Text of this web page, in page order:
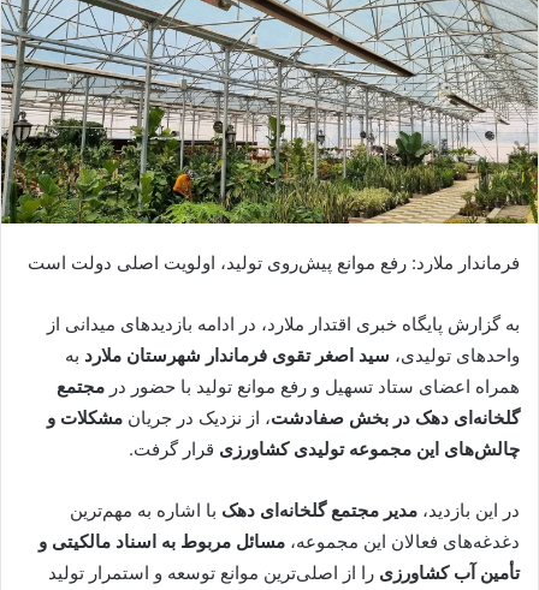
فرماندار ملارد: رفع موانع پیش‌روی تولید، اولویت اصلی دولت است
به گزارش پایگاه خبری اقتدار ملارد، در ادامه بازدیدهای میدانی از
واحدهای تولیدی، سید اصغر تقوی فرماندار شهرستان ملارد به
همراه اعضای ستاد تسهیل و رفع موانع تولید با حضور در مجتمع
گلخانه‌ای دهک در بخش صفادشت، از نزدیک در جریان مشکلات و
چالش‌های این مجموعه تولیدی کشاورزی قرار گرفت.
در این بازدید، مدیر مجتمع گلخانه‌ای دهک با اشاره به مهم‌ترین
دغدغه‌های فعالان این مجموعه، مسائل مربوط به اسناد مالکیتی و
تأمین آب کشاورزی را از اصلی‌ترین موانع توسعه و استمرار تولید